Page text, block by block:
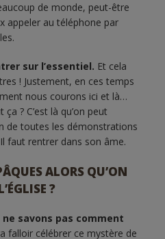
de monde, peut-être
appeler au téléphone par
sur l’essentiel. Et cela
! Justement, en ces temps
nous courons ici et là…
? C’est là qu’on peut
de toutes les démonstrations
faut rentrer dans son âme.
ALORS QU’ON
?
savons pas comment
falloir célébrer ce mystère de